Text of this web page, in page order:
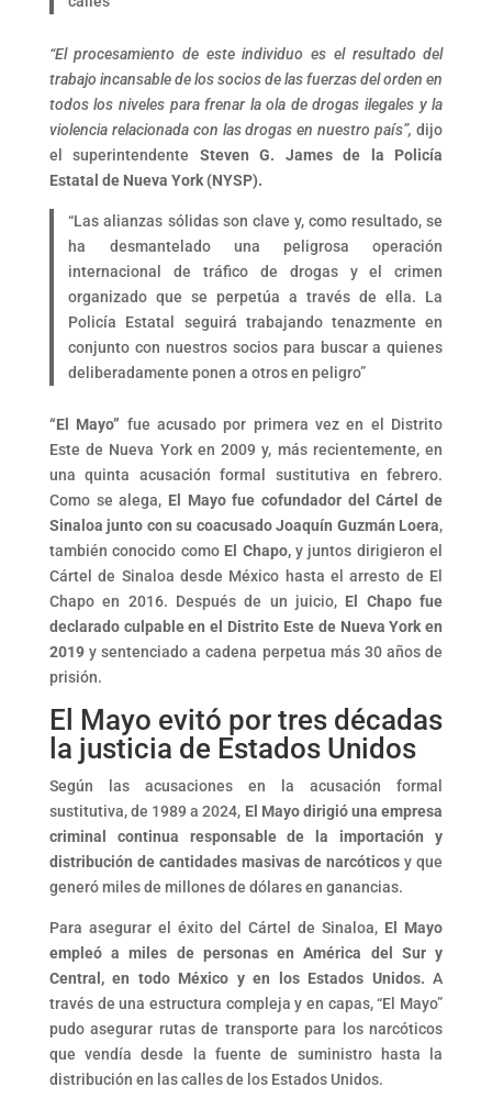
“El procesamiento de este individuo es el resultado del
trabajo incansable de los socios de las fuerzas del orden en
todos los niveles para frenar la ola de drogas ilegales y la
violencia relacionada con las drogas en nuestro país”, dijo
el superintendente Steven G. James de la Policía
Estatal de Nueva York (NYSP).
“Las alianzas sólidas son clave y, como resultado, se
ha desmantelado una peligrosa operación
internacional de tráfico de drogas y el crimen
organizado que se perpetúa a través de ella. La
Policía Estatal seguirá trabajando tenazmente en
conjunto con nuestros socios para buscar a quienes
deliberadamente ponen a otros en peligro”
“El Mayo” fue acusado por primera vez en el Distrito
Este de Nueva York en 2009 y, más recientemente, en
una quinta acusación formal sustitutiva en febrero.
Como se alega, El Mayo fue cofundador del Cártel de
Sinaloa junto con su coacusado Joaquín Guzmán Loera,
también conocido como El Chapo,y juntos dirigieron el
Cártel de Sinaloa desde México hasta el arresto de El
Chapo en 2016. Después de un juicio, El Chapo fue
declarado culpable en el Distrito Este de Nueva York en
2019 y sentenciado a cadena perpetua más 30 años de
prisión.
El Mayo evitó por tres décadas
la justicia de Estados Unidos
Según las acusaciones en la acusación formal
sustitutiva, de 1989 a 2024, El Mayo dirigió una empresa
criminal continua responsable de la importación y
distribución de cantidades masivas de narcóticos y que
generó miles de millones de dólares en ganancias.
Para asegurar el éxito del Cártel de Sinaloa, El Mayo
empleó a miles de personas en América del Sur y
Central, en todo México y en los Estados Unidos. A
través de una estructura compleja y en capas, “El Mayo”
pudo asegurar rutas de transporte para los narcóticos
que vendía desde la fuente de suministro hasta la
distribución en las calles de los Estados Unidos.